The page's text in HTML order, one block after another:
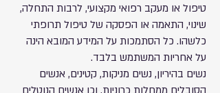
טיפול או מעקב רפואי מקצועי, לרבות התחלה,
שינוי, התאמה או הפסקה של טיפול תרופתי
כלשהו. כל הסתמכות על המידע המובא הינה
על אחריות המשתמש בלבד.
נשים בהיריון, נשים מניקות, קטינים, אנשים
הסובלים ממחלות כרוניות, וכן אנשים הנוטלים